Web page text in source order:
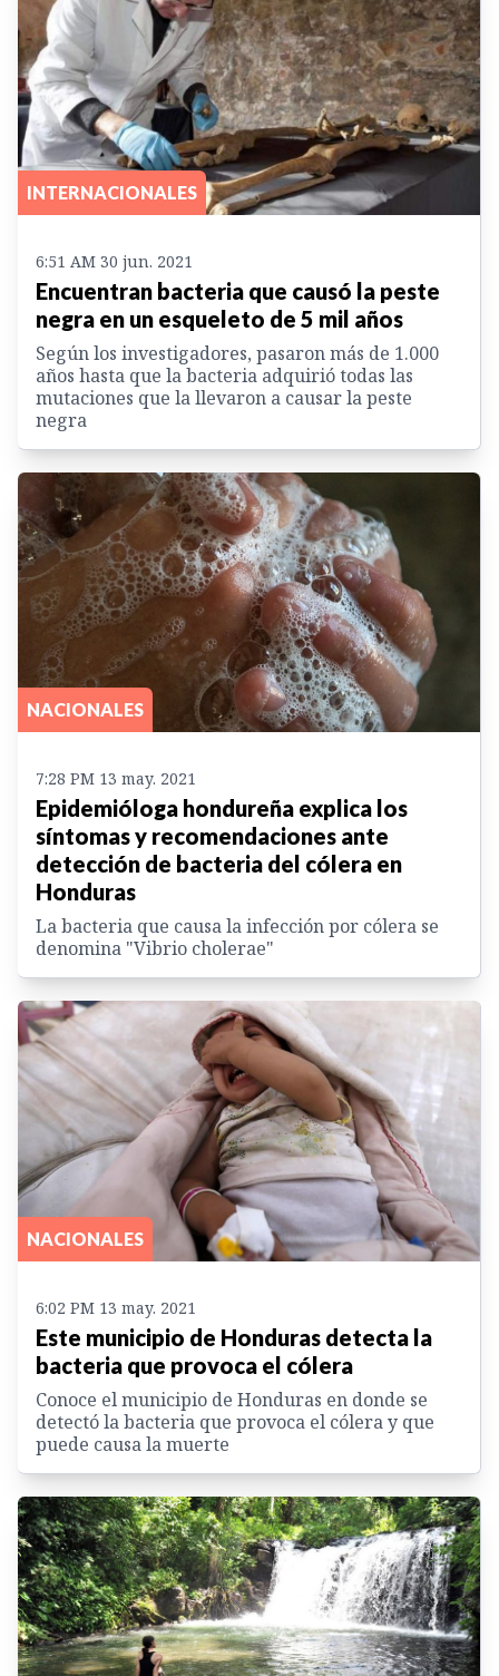
INTERNACIONALES
6:51 AM 30 jun. 2021
Encuentran bacteria que causó la peste
negra en un esqueleto de 5 mil años
Según los investigadores, pasaron más de 1.000
años hasta que la bacteria adquirió todas las
mutaciones que la llevaron a causar la peste
negra
NACIONALES
7:28 PM 13 may. 2021
Epidemióloga hondureña explica los
síntomas y recomendaciones ante
detección de bacteria del cólera en
Honduras
La bacteria que causa la infección por cólera se
denomina "Vibrio cholerae"
NACIONALES
6:02 PM 13 may. 2021
Este municipio de Honduras detecta la
bacteria que provoca el cólera
Conoce el municipio de Honduras en donde se
detectó la bacteria que provoca el cólera y que
puede causa la muerte